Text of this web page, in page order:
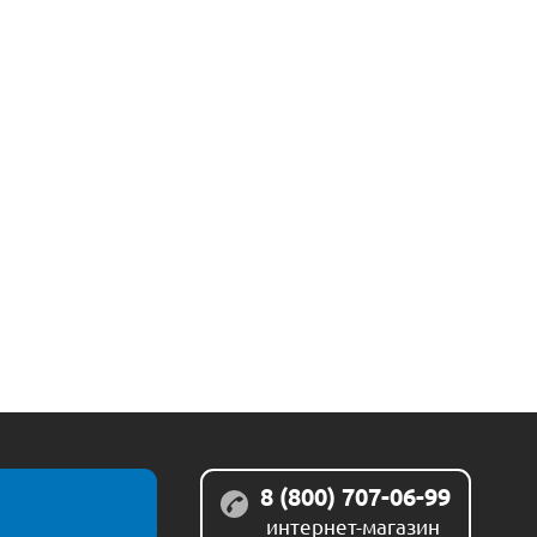
8 (800) 707-06-99
интернет-магазин